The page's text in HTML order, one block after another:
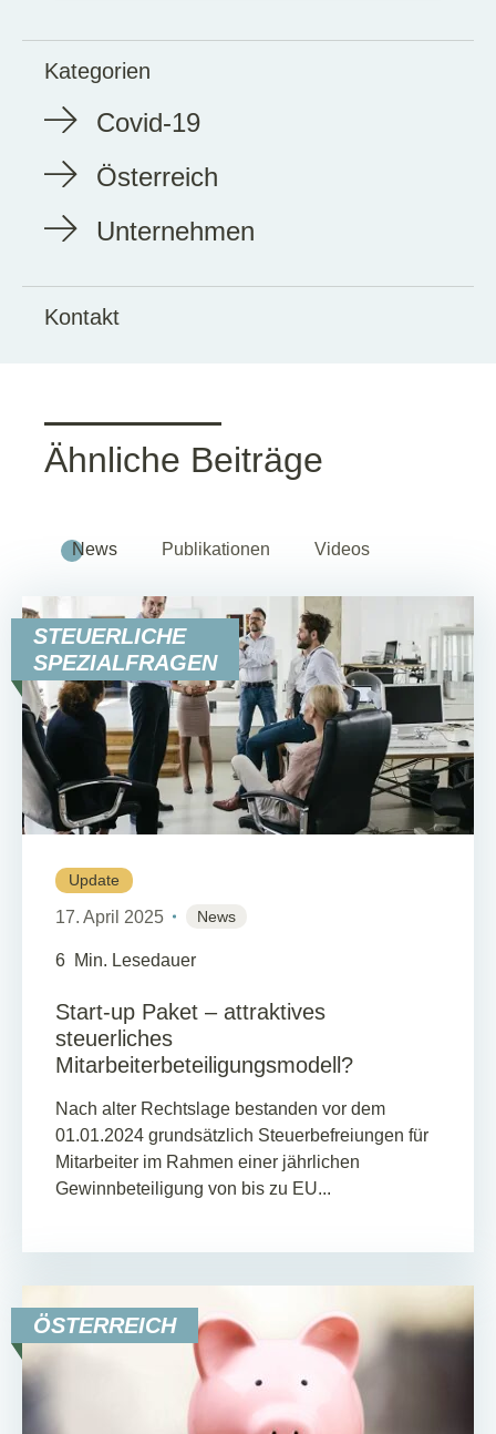
Kategorien
Covid-19
Österreich
Unternehmen
Kontakt
Ähnliche Beiträge
News Publikationen Videos
STEUERLICHE
SPEZIALFRAGEN
Update
17. April 2025 News
6 Min. Lesedauer
Start-up Paket – attraktives
steuerliches
Mitarbeiterbeteiligungsmodell?
Nach alter Rechtslage bestanden vor dem
01.01.2024 grundsätzlich Steuerbefreiungen für
Mitarbeiter im Rahmen einer jährlichen
Gewinnbeteiligung von bis zu EU...
ÖSTERREICH